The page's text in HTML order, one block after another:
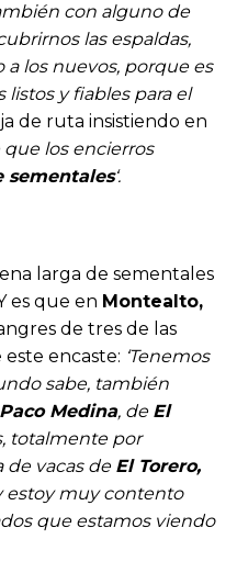
con alguno de
las espaldas,
los nuevos, porque es
y fiables para el
de ruta insistiendo en
que los encierros
sementales‘.
larga de sementales
es que en Montealto,
de tres de las
este encaste: ‘Tenemos
sabe, también
Paco Medina, de El
totalmente por
de vacas de El Torero,
estoy muy contento
que estamos viendo